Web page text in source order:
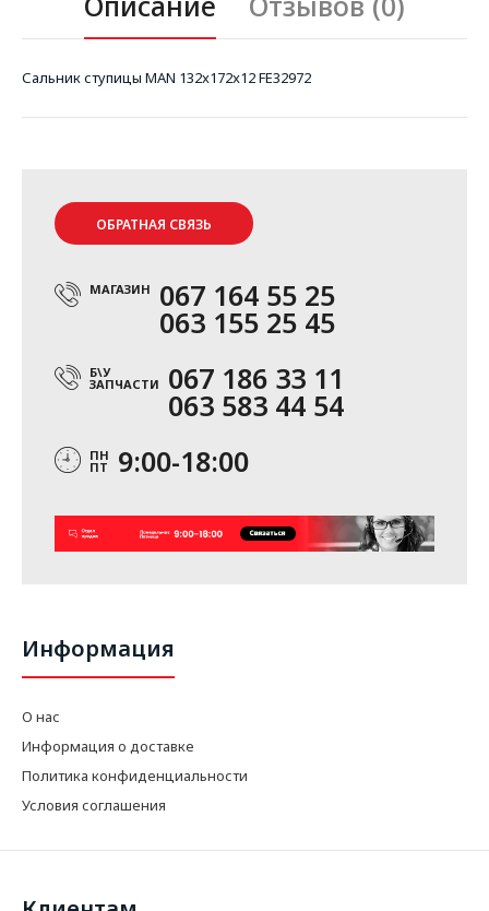
Сальник ступицы MAN 132x172x12 FE32972
ОБРАТНАЯ СВЯЗЬ
МАГАЗИН 067 164 55 25
063 155 25 45
Б\У
ЗАПЧАСТИ 067 186 33 11
063 583 44 54
ПН
ПТ 9:00-18:00
Информация
О нас
Информация о доставке
Политика конфиденциальности
Условия соглашения